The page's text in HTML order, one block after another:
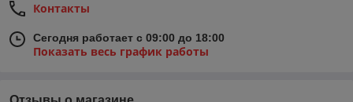
Контакты
Сегодня работает с 09:00 до 18:00
Показать весь график работы